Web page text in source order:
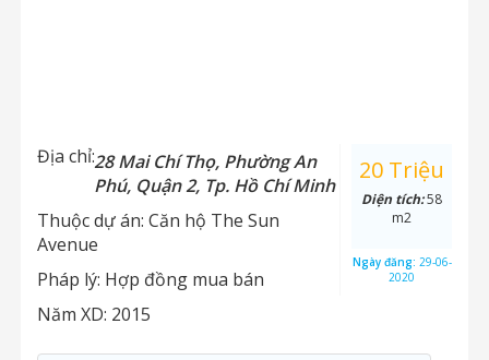
Địa chỉ:28 Mai Chí Thọ, Phường An
Phú, Quận 2, Tp. Hồ Chí Minh
Thuộc dự án: Căn hộ The Sun
Avenue
Pháp lý: Hợp đồng mua bán
Năm XD: 2015
20 Triệu
Diện tích:58
m2
Ngày đăng: 29-06-
2020